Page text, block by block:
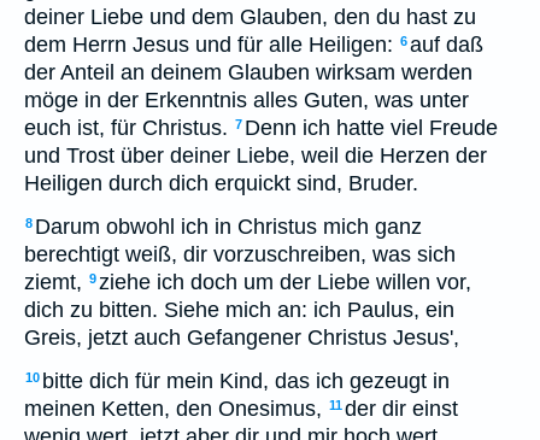
deiner Liebe und dem Glauben, den du hast zu
dem Herrn Jesus und für alle Heiligen: 6auf daß
der Anteil an deinem Glauben wirksam werden
möge in der Erkenntnis alles Guten, was unter
euch ist, für Christus. 7 Denn ich hatte viel Freude
und Trost über deiner Liebe, weil die Herzen der
Heiligen durch dich erquickt sind, Bruder.
8 Darum obwohl ich in Christus mich ganz
berechtigt weiß, dir vorzuschreiben, was sich
ziemt, 9ziehe ich doch um der Liebe willen vor,
dich zu bitten. Siehe mich an: ich Paulus, ein
Greis, jetzt auch Gefangener Christus Jesus',
10 bitte dich für mein Kind, das ich gezeugt in
meinen Ketten, den Onesimus, 11der dir einst